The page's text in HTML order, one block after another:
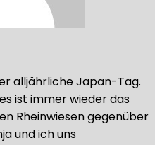
alljährliche Japan-Tag.
ist immer wieder das
Rheinwiesen gegenüber
und ich uns